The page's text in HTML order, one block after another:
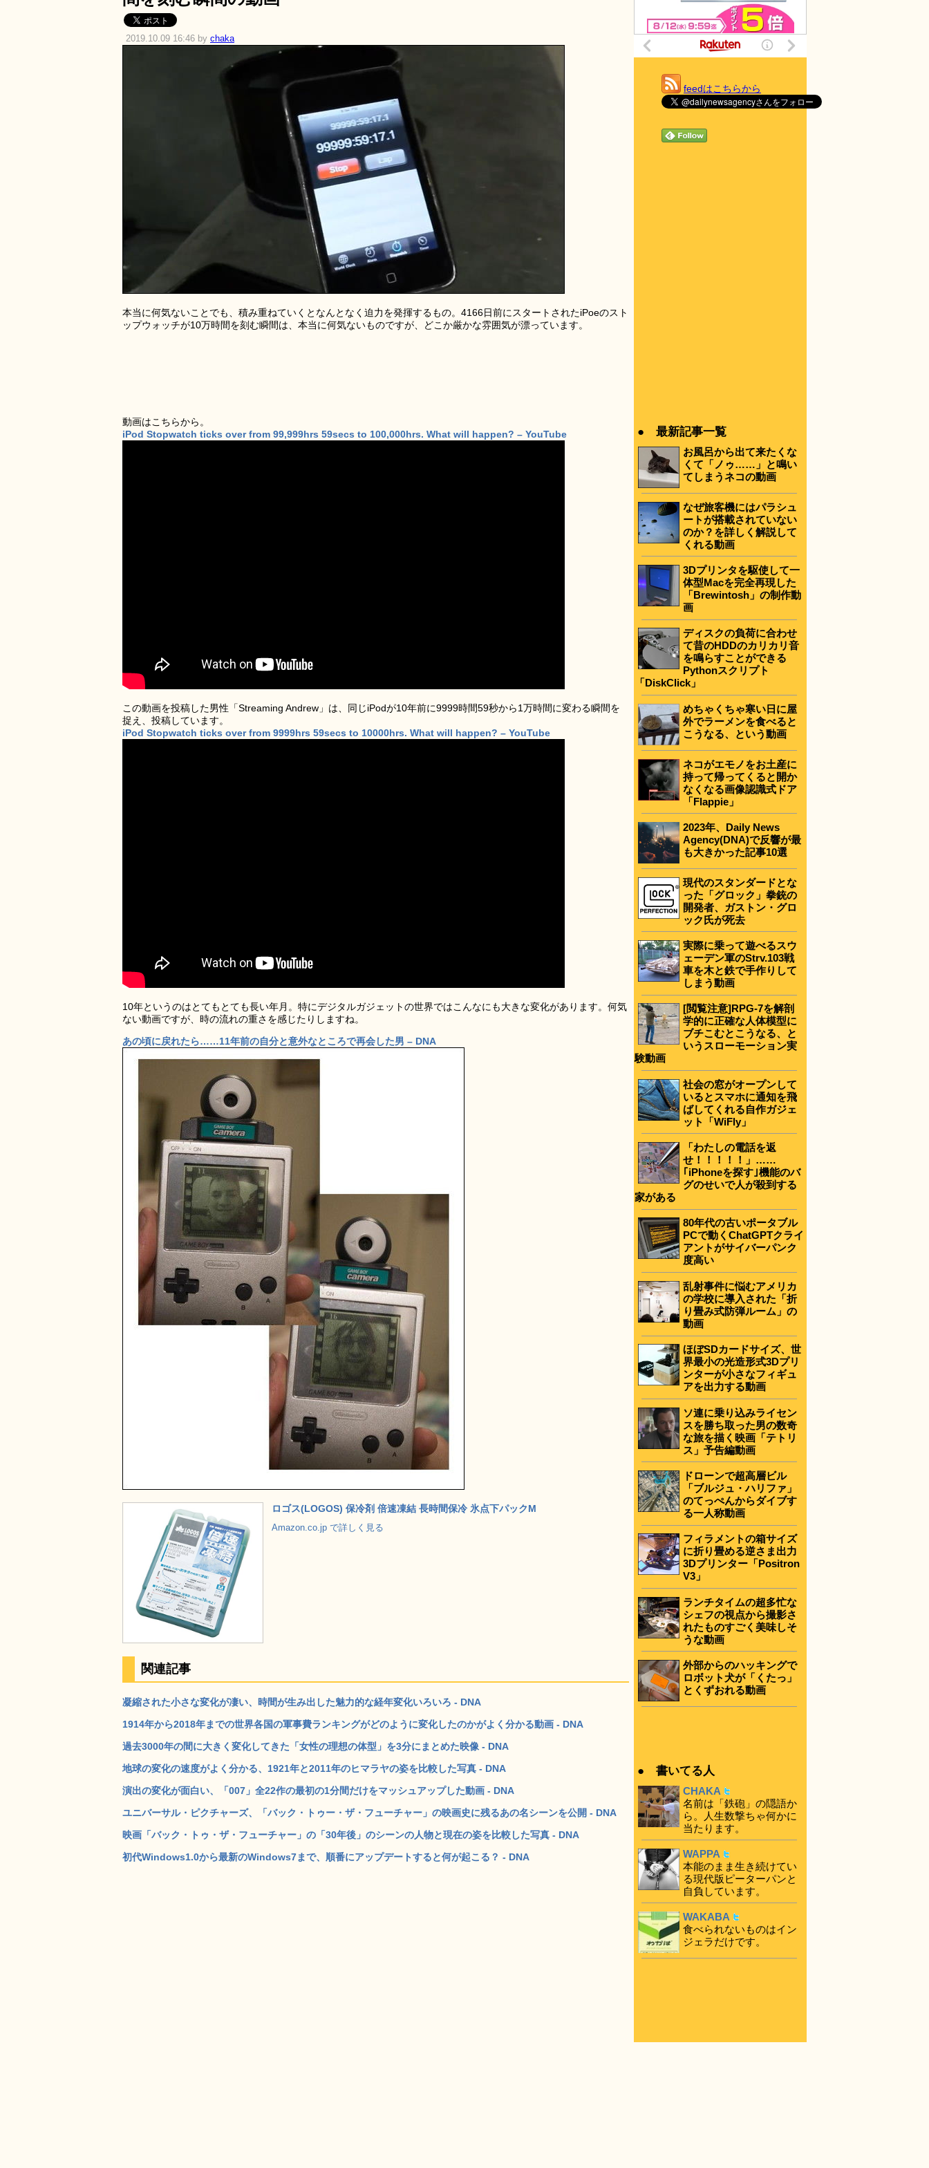
2019.10.09 16:46 by chaka
本当に何気ないことでも、積み重ねていくとなんとなく迫力を発揮するもの。4166日前にスタートされたiPoeのスト
ップウォッチが10万時間を刻む瞬間は、本当に何気ないものですが、どこか厳かな雰囲気が漂っています。
動画はこちらから。
iPod Stopwatch ticks over from 99,999hrs 59secs to 100,000hrs. What will happen? – YouTube
この動画を投稿した男性「Streaming Andrew」は、同じiPodが10年前に9999時間59秒から1万時間に変わる瞬間を
捉え、投稿しています。
iPod Stopwatch ticks over from 9999hrs 59secs to 10000hrs. What will happen? – YouTube
10年というのはとてもとても長い年月。特にデジタルガジェットの世界ではこんなにも大きな変化があります。何気
ない動画ですが、時の流れの重さを感じたりしますね。
あの頃に戻れたら……11年前の自分と意外なところで再会した男 – DNA
ロゴス(LOGOS) 保冷剤 倍速凍結 長時間保冷 氷点下パックM
Amazon.co.jp で詳しく見る
関連記事
凝縮された小さな変化が凄い、時間が生み出した魅力的な経年変化いろいろ - DNA
1914年から2018年までの世界各国の軍事費ランキングがどのように変化したのかがよく分かる動画 - DNA
過去3000年の間に大きく変化してきた「女性の理想の体型」を3分にまとめた映像 - DNA
地球の変化の速度がよく分かる、1921年と2011年のヒマラヤの姿を比較した写真 - DNA
演出の変化が面白い、「007」全22作の最初の1分間だけをマッシュアップした動画 - DNA
ユニバーサル・ピクチャーズ、「バック・トゥー・ザ・フューチャー」の映画史に残るあの名シーンを公開 - DNA
映画「バック・トゥ・ザ・フューチャー」の「30年後」のシーンの人物と現在の姿を比較した写真 - DNA
初代Windows1.0から最新のWindows7まで、順番にアップデートすると何が起こる？ - DNA
feedはこちらから
● 最新記事一覧
お風呂から出て来たくな
くて「ノゥ……」と鳴い
てしまうネコの動画
なぜ旅客機にはパラシュ
ートが搭載されていない
のか？を詳しく解説して
くれる動画
3Dプリンタを駆使して一
体型Macを完全再現した
「Brewintosh」の制作動
画
ディスクの負荷に合わせ
て昔のHDDのカリカリ音
を鳴らすことができる
Pythonスクリプト
「DiskClick」
めちゃくちゃ寒い日に屋
外でラーメンを食べると
こうなる、という動画
ネコがエモノをお土産に
持って帰ってくると開か
なくなる画像認識式ドア
「Flappie」
2023年、Daily News
Agency(DNA)で反響が最
も大きかった記事10選
現代のスタンダードとな
った「グロック」拳銃の
開発者、ガストン・グロ
ック氏が死去
実際に乗って遊べるスウ
ェーデン軍のStrv.103戦
車を木と鉄で手作りして
しまう動画
[閲覧注意]RPG-7を解剖
学的に正確な人体模型に
ブチこむとこうなる、と
いうスローモーション実
験動画
社会の窓がオープンして
いるとスマホに通知を飛
ばしてくれる自作ガジェ
ット「WiFly」
「わたしの電話を返
せ！！！！！」……
｢iPhoneを探す｣機能のバ
グのせいで人が殺到する
家がある
80年代の古いポータブル
PCで動くChatGPTクライ
アントがサイバーパンク
度高い
乱射事件に悩むアメリカ
の学校に導入された「折
り畳み式防弾ルーム」の
動画
ほぼSDカードサイズ、世
界最小の光造形式3Dプリ
ンターが小さなフィギュ
アを出力する動画
ソ連に乗り込みライセン
スを勝ち取った男の数奇
な旅を描く映画「テトリ
ス」予告編動画
ドローンで超高層ビル
「ブルジュ・ハリファ」
のてっぺんからダイブす
る一人称動画
フィラメントの箱サイズ
に折り畳める逆さま出力
3Dプリンター「Positron
V3」
ランチタイムの超多忙な
シェフの視点から撮影さ
れたものすごく美味しそ
うな動画
外部からのハッキングで
ロボット犬が「くたっ」
とくずおれる動画
● 書いてる人
CHAKA
名前は「鉄砲」の隠語か
ら。人生数撃ちゃ何かに
当たります。
WAPPA
本能のまま生き続けてい
る現代版ピーターパンと
自負しています。
WAKABA
食べられないものはイン
ジェラだけです。